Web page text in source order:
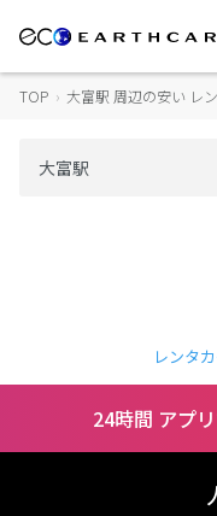
TOP › 大富駅 周辺の安い レ
レンタ
24時間 アプ